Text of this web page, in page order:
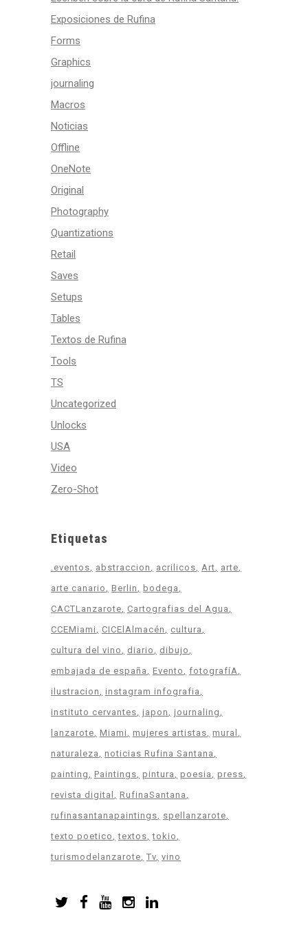
Exposiciones de Rufina
Forms
Graphics
journaling
Macros
Noticias
Offline
OneNote
Original
Photography
Quantizations
Retail
Saves
Setups
Tables
Textos de Rufina
Tools
TS
Uncategorized
Unlocks
USA
Video
Zero-Shot
Etiquetas
.eventos abstraccion acrilicos Art
arte
arte canario
Berlin
bodega
CACTLanzarote
Cartografias del Agua
CCEMiami
CICElAlmacén
cultura
cultura del vino
diario
dibujo
embajada de españa
Evento
fotografíA
ilustracion
instagram infografia
instituto cervantes japon
journaling
lanzarote Miami mujeres artistas mural
naturaleza
noticias Rufina Santana
painting
Paintings pintura poesia
press
revista digital
RufinaSantana
rufinasantanapaintings
spellanzarote
texto poetico
textos tokio
turismodelanzarote Tv vino